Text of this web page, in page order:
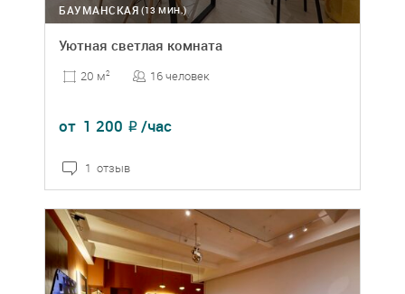
(13 МИН.)
БАУМАНСКАЯ
Уютная светлая комната
20 м2 16 человек
от 1 200 ₽ /час
1 отзыв